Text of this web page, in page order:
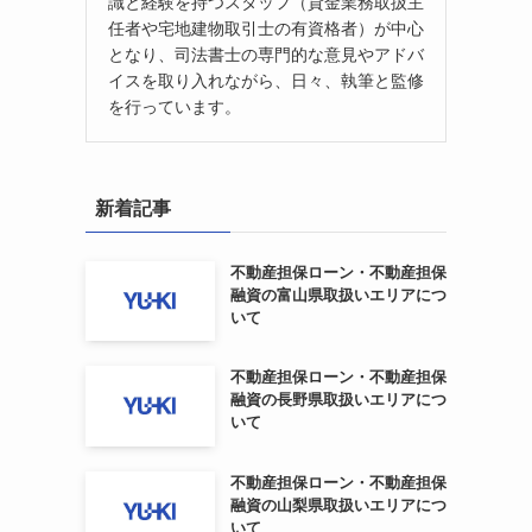
任者や宅地建物取引士の有資格者）が中心
となり、司法書士の専門的な意見やアドバ
イスを取り入れながら、日々、執筆と監修
を行っています。
新着記事
不動産担保ローン・不動産担保
融資の富山県取扱いエリアにつ
いて
不動産担保ローン・不動産担保
融資の長野県取扱いエリアにつ
いて
不動産担保ローン・不動産担保
融資の山梨県取扱いエリアにつ
いて